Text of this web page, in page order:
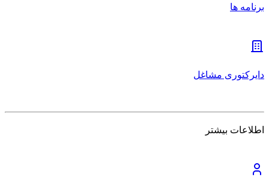
برنامه ها
دایرکتوری مشاغل
اطلاعات بیشتر